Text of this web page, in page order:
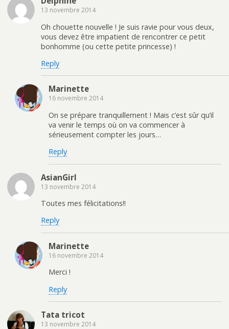
13 novembre 2014
Oh chouette nouvelle ! Je suis ravie pour vous deux,
vous devez être impatient de rencontrer ce petit
bonhomme (ou cette petite princesse) !
Reply
Marinette
16 novembre 2014
On se prépare tranquillement ! Mais c’est sûr qu’il
va venir le temps où on va commencer à
sérieusement compter les jours…
Reply
AsianGirl
13 novembre 2014
Toutes mes félicitations!!
Reply
Marinette
16 novembre 2014
Merci !
Reply
Tata tricot
13 novembre 2014